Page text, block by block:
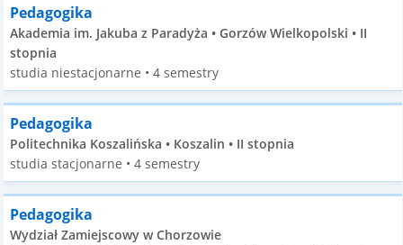
Pedagogika
Akademia im. Jakuba z Paradyża • Gorzów Wielkopolski • II
stopnia
studia niestacjonarne • 4 semestry
Pedagogika
Politechnika Koszalińska • Koszalin • II stopnia
studia stacjonarne • 4 semestry
Pedagogika
Wydział Zamiejscowy w Chorzowie